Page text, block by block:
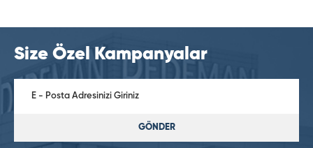
Size Özel Kampanyalar
GÖNDER